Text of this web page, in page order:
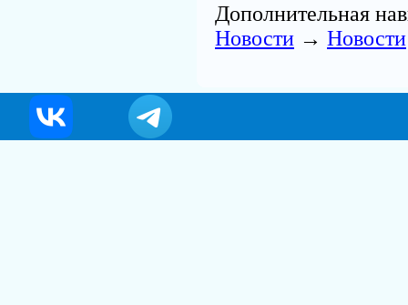
Дополнительная
Новости → Новости